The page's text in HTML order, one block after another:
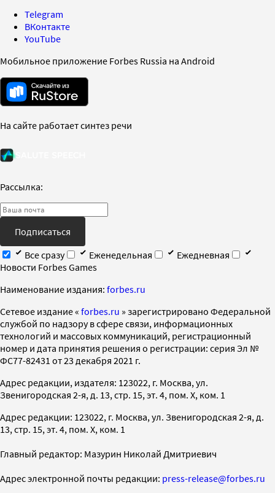
Telegram
ВКонтакте
YouTube
Мобильное приложение Forbes Russia на Android
На сайте работает синтез речи
Рассылка:
Подписаться
Все сразу
Еженедельная
Ежедневная
Новости Forbes Games
Наименование издания: forbes.ru
Cетевое издание « forbes.ru » зарегистрировано Федеральной
службой по надзору в сфере связи, информационных
технологий и массовых коммуникаций, регистрационный
номер и дата принятия решения о регистрации: серия Эл №
ФС77-82431 от 23 декабря 2021 г.
Адрес редакции, издателя: 123022, г. Москва, ул.
Звенигородская 2-я, д. 13, стр. 15, эт. 4, пом. X, ком. 1
Адрес редакции: 123022, г. Москва, ул. Звенигородская 2-я, д.
13, стр. 15, эт. 4, пом. X, ком. 1
Главный редактор: Мазурин Николай Дмитриевич
Адрес электронной почты редакции: press-release@forbes.ru